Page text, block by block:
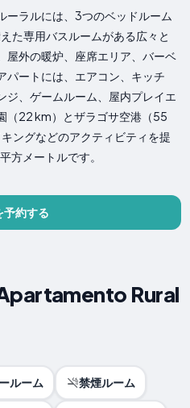
ーラルには、3つのベッドルーム
た専用バスルームがある広々と
屋外の暖炉、座席エリア、バーベ
パートには、エアコン、キッチ
ジ、ゲームルーム、屋内プレイエ
（22 km）とザラゴサ空港（55
ングなどのアクティビティを提
方メートルです。
予約する
Rural
ルーム 禁煙ルーム